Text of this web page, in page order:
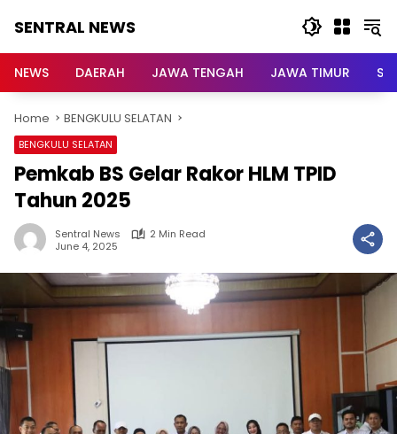
SENTRAL NEWS
NEWS
NEWS DAERAH JAWA TENGAH JAWA TIMUR
Home BENGKULU SELATAN
BENGKULU SELATAN
Pemkab BS Gelar Rakor HLM TPID
Tahun 2025
Sentral News
2 Min Read
June 4, 2025